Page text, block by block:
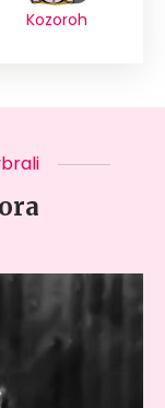
Kozoroh